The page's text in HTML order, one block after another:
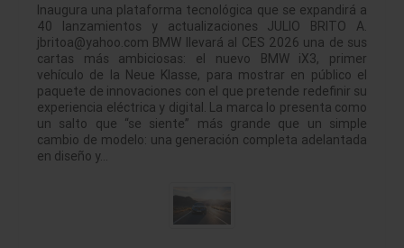
Inaugura una plataforma tecnológica que se expandirá a
40 lanzamientos y actualizaciones JULIO BRITO A.
jbritoa@yahoo.com BMW llevará al CES 2026 una de sus
cartas más ambiciosas: el nuevo BMW iX3, primer
vehículo de la Neue Klasse, para mostrar en público el
paquete de innovaciones con el que pretende redefinir su
experiencia eléctrica y digital. La marca lo presenta como
un salto que “se siente” más grande que un simple
cambio de modelo: una generación completa adelantada
en diseño y…